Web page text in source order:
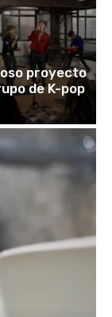
proyecto
de K-pop